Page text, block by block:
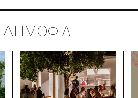
ΔΗΜΟΦΙΛΗ